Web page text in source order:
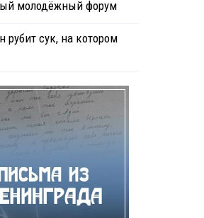
молодёжный форум
рубит сук, на котором